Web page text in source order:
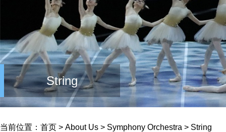
String
当前位置： 首页 > About Us > Symphony Orchestra > String